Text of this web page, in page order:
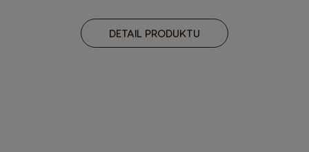
DETAIL PRODUKTU